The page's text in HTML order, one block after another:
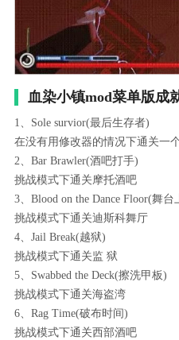
血染小镇mod菜单版成
1、Sole survior(最后生存者)
在没有用修改器的情况下通关一
2、Bar Brawler(酒吧打手)
挑战模式下通关摩托酒吧
3、Blood on the Dance Floor(舞台
挑战模式下通关迪斯科舞厅
4、Jail Break(越狱)
挑战模式下通关监 狱
5、Swabbed the Deck(擦洗甲板)
挑战模式下通关海盗湾
6、Rag Time(破布时间)
挑战模式下通关西部酒吧